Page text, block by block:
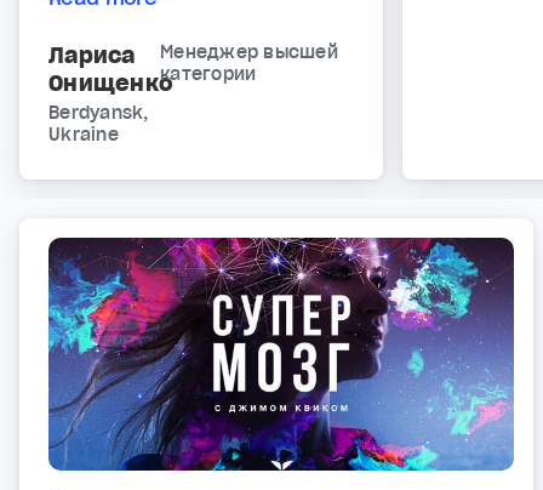
Лариса
Онищенко
Менеджер высшей
категории
Berdyansk,
Ukraine